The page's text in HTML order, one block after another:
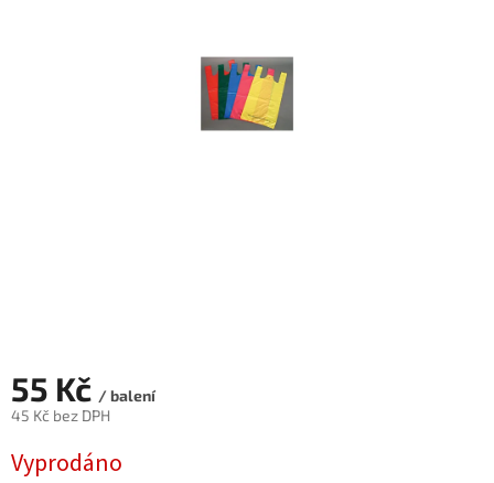
55 Kč / balení
45 Kč bez DPH
cena:
Vyprodáno